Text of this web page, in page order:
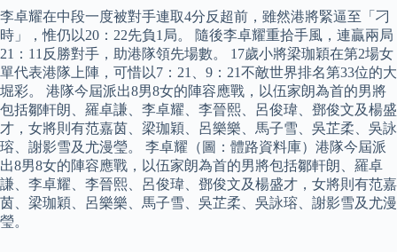
李卓耀在中段一度被對手連取4分反超前，雖然港將緊逼至「刁
時」，惟仍以20：22先負1局。 隨後李卓耀重拾手風，連贏兩局
21：11反勝對手，助港隊領先場數。 17歲小將梁珈穎在第2場女
單代表港隊上陣，可惜以7：21、9：21不敵世界排名第33位的大
堀彩。 港隊今屆派出8男8女的陣容應戰，以伍家朗為首的男將
包括鄒軒朗、羅卓謙、李卓耀、李晉熙、呂俊瑋、鄧俊文及楊盛
才，女將則有范嘉茵、梁珈穎、呂樂樂、馬子雪、吳芷柔、吳詠
瑢、謝影雪及尤漫瑩。 李卓耀（圖：體路資料庫）港隊今屆派
出8男8女的陣容應戰，以伍家朗為首的男將包括鄒軒朗、羅卓
謙、李卓耀、李晉熙、呂俊瑋、鄧俊文及楊盛才，女將則有范嘉
茵、梁珈穎、呂樂樂、馬子雪、吳芷柔、吳詠瑢、謝影雪及尤漫
瑩。